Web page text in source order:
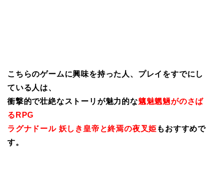
こちらのゲームに興味を持った人、プレイをすでにし
ている人は、
衝撃的で壮絶なストーリが魅力的な魑魅魍魎がのさば
るRPG
ラグナドール 妖しき皇帝と終焉の夜叉姫 もおすすめで
す。